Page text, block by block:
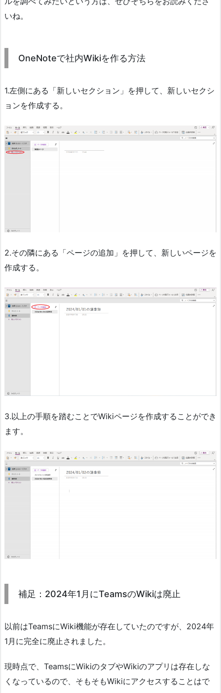
いね。
OneNoteで社内Wikiを作る方法
1.左側にある「新しいセクション」を押して、新しいセクシ
ョンを作成する。
2.その隣にある「ページの追加」を押して、新しいページを
作成する。
3.以上の手順を踏むことでWikiページを作成することができ
ます。
補足：2024年1月にTeamsのWikiは廃止
以前はTeamsにWiki機能が存在していたのですが、2024年
1月に完全に廃止されました。
現時点で、TeamsにWikiのタブやWikiのアプリは存在しな
くなっているので、そもそもWikiにアクセスすることはで